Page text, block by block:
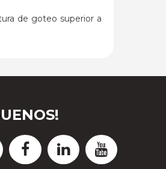
de goteo superior a